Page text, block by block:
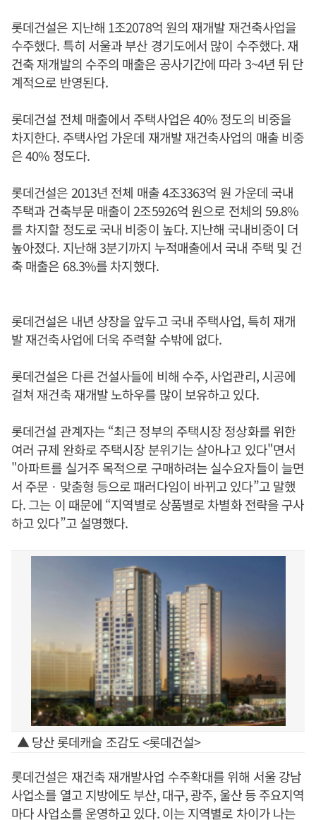
롯데건설은 지난해 1조2078억 원의 재개발 재건축사업을
수주했다. 특히 서울과 부산 경기도에서 많이 수주했다. 재
건축 재개발의 수주의 매출은 공사기간에 따라 3~4년 뒤 단
계적으로 반영된다.
롯데건설 전체 매출에서 주택사업은 40% 정도의 비중을
차지한다. 주택사업 가운데 재개발 재건축사업의 매출 비중
은 40% 정도다.
롯데건설은 2013년 전체 매출 4조3363억 원 가운데 국내
주택과 건축부문 매출이 2조5926억 원으로 전체의 59.8%
를 차지할 정도로 국내 비중이 높다. 지난해 국내비중이 더
높아졌다. 지난해 3분기까지 누적매출에서 국내 주택 및 건
축 매출은 68.3%를 차지했다.
롯데건설은 내년 상장을 앞두고 국내 주택사업, 특히 재개
발 재건축사업에 더욱 주력할 수밖에 없다.
롯데건설은 다른 건설사들에 비해 수주, 사업관리, 시공에
걸쳐 재건축 재개발 노하우를 많이 보유하고 있다.
롯데건설 관계자는 “최근 정부의 주택시장 정상화를 위한
여러 규제 완화로 주택시장 분위기는 살아나고 있다"면서
"아파트를 실거주 목적으로 구매하려는 실수요자들이 늘면
서 주문ㆍ맞춤형 등으로 패러다임이 바뀌고 있다”고 말했
다. 그는 이 때문에 “지역별로 상품별로 차별화 전략을 구사
하고 있다”고 설명했다.
▲ 당산 롯데캐슬 조감도 <롯데건설>
롯데건설은 재건축 재개발사업 수주확대를 위해 서울 강남
사업소를 열고 지방에도 부산, 대구, 광주, 울산 등 주요지역
마다 사업소를 운영하고 있다. 이는 지역별로 차이가 나는